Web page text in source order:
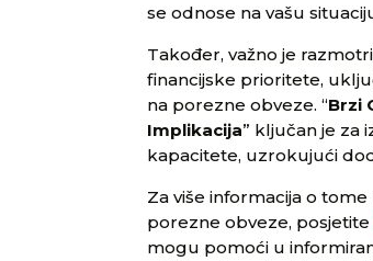
se odnose na vašu
Također, važno je
financijske prioritete,
na porezne obveze. “Brzi
Implikacija” ključan je za
kapacitete, uzrokujući
Za više informacija o
porezne obveze, posjetite
mogu pomoći u